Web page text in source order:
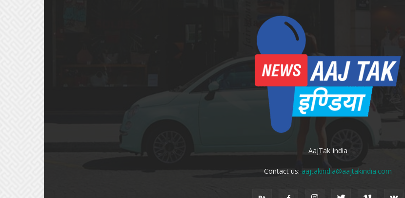
AajTak India
Contact us: aajtakindia@aajtakindia.com